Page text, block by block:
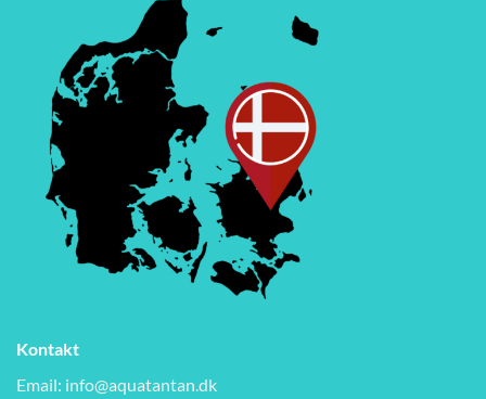
Kontakt
Email: info@aquatantan.dk